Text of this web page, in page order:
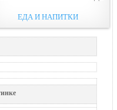
ЕДА И НАПИТКИ